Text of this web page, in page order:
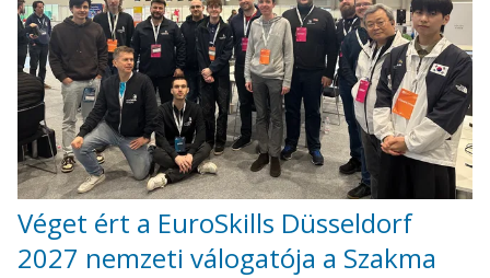
Véget ért a EuroSkills Düsseldorf
2027 nemzeti válogatója a Szakma